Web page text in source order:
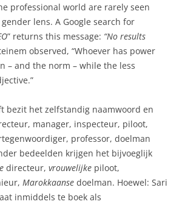
professional world are rarely seen
lens. A Google search for
” returns this message: “No results
observed, “Whoever has power
– and the norm – while the less
bezit het zelfstandig naamwoord en
manager, inspecteur, piloot,
professor, doelman
bedeelden krijgen het bijvoeglijk
directeur, vrouwelijke piloot,
Marokkaanse doelman. Hoewel: Sari
inmiddels te boek als